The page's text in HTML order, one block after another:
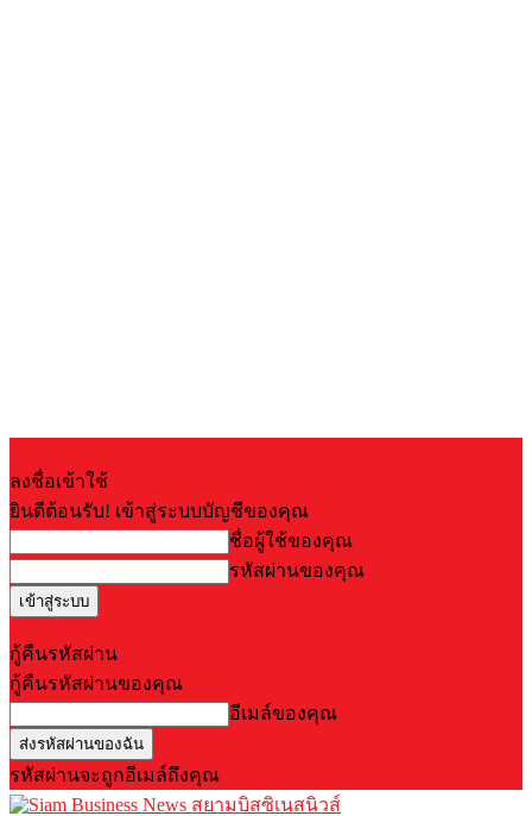
ลงชื่อเข้าใช้
ยินดีต้อนรับ! เข้าสู่ระบบบัญชีของคุณ
ชื่อผู้ใช้ของคุณ
รหัสผ่านของคุณ
กู้คืนรหัสผ่าน
กู้คืนรหัสผ่านของคุณ
อีเมล์ของคุณ
รหัสผ่านจะถูกอีเมล์ถึงคุณ
สยามบิสซิเนสนิวส์